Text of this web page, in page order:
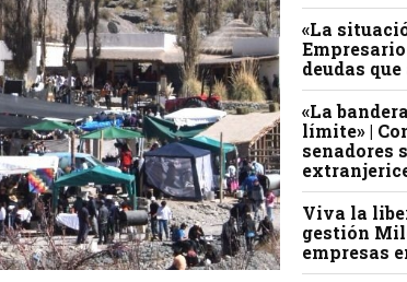
«La
deudas
«La
límite» |
senadores
Viva la
gestión
empresas